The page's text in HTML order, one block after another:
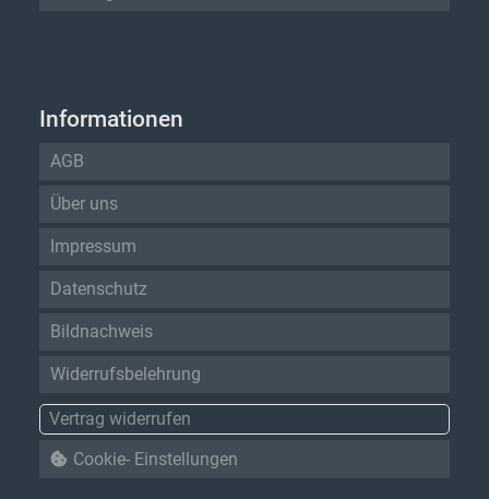
Informationen
AGB
Über uns
Impressum
Datenschutz
Bildnachweis
Widerrufsbelehrung
Vertrag widerrufen
Cookie- Einstellungen